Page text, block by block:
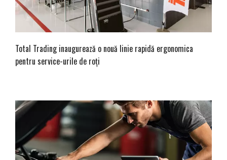
Total Trading inaugurează o nouă linie rapidă ergonomica
pentru service-urile de roţi